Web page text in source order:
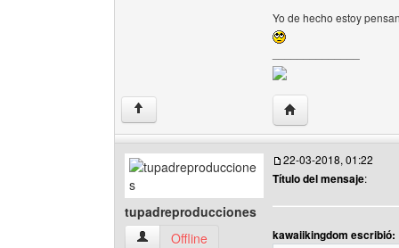
Yo de hecho estoy
↑ Visitar sitio web del
tupadreproducciones
tupadreproducciones Ver perfil del usuario
Offline
22-03-2018, 01:22
Título del mensaje:
kawaiikingdom escribió: